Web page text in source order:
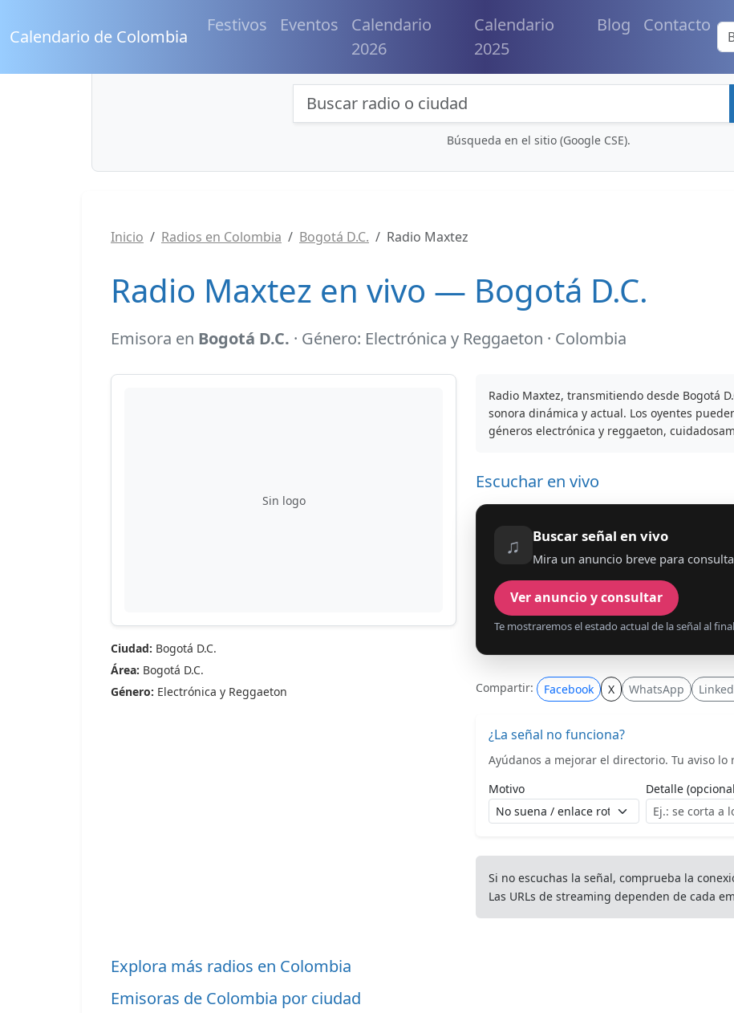
Calendario de Colombia
Festivos Eventos
Calendario
2026
Calendario
2025
Blog Contacto
Búsqueda de radios y contenidos
Búsqueda en el sitio (Google CSE).
Inicio Radios en Colombia Bogotá D.C. Radio Maxtez
Radio Maxtez en vivo — Bogotá D.C.
Emisora en Bogotá D.C. · Género: Electrónica y Reggaeton · Colombia
Sin logo
Ciudad: Bogotá D.C.
Área: Bogotá D.C.
Género: Electrónica y Reggaeton
Radio Maxtez, transmitiendo desde Bogotá
sonora dinámica y actual. Los oyentes
géneros electrónica y reggaeton,
Escuchar en vivo
♫ Buscar señal en vivo
Mira un anuncio breve para
Ver anuncio y consultar
Te mostraremos el estado actual de la señal al
Compartir: Facebook X WhatsApp
¿La señal no funciona?
Ayúdanos a mejorar el directorio. Tu aviso
Motivo
Detalle
Si no escuchas la señal, comprueba la
Las URLs de streaming dependen de cada
Explora más radios en Colombia
Emisoras de Colombia por ciudad